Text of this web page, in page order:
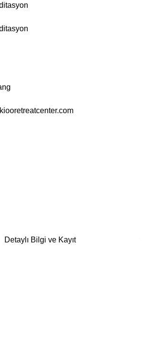
Detaylı Bilgi ve Kayıt